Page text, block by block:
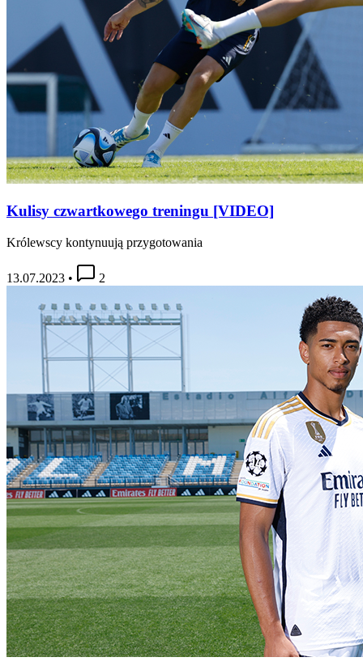
Kulisy czwartkowego treningu [VIDEO]
Królewscy kontynuują przygotowania
13.07.2023 • 2